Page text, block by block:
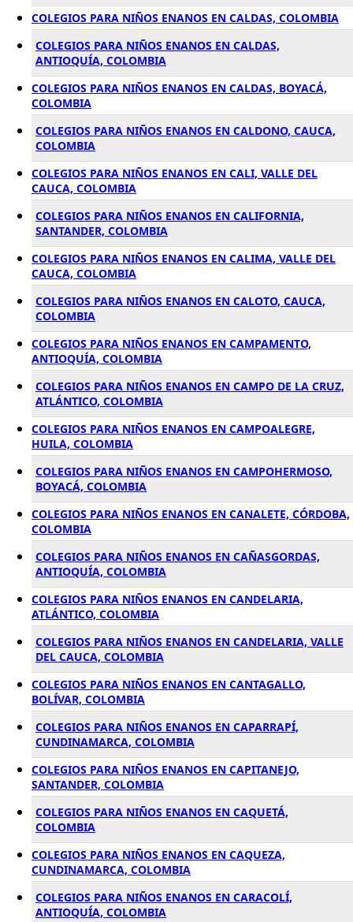
COLEGIOS PARA NIÑOS ENANOS EN CALDAS, COLOMBIA
COLEGIOS PARA NIÑOS ENANOS EN CALDAS,
ANTIOQUÍA, COLOMBIA
COLEGIOS PARA NIÑOS ENANOS EN CALDAS, BOYACÁ,
COLOMBIA
COLEGIOS PARA NIÑOS ENANOS EN CALDONO, CAUCA,
COLOMBIA
COLEGIOS PARA NIÑOS ENANOS EN CALI, VALLE DEL
CAUCA, COLOMBIA
COLEGIOS PARA NIÑOS ENANOS EN CALIFORNIA,
SANTANDER, COLOMBIA
COLEGIOS PARA NIÑOS ENANOS EN CALIMA, VALLE DEL
CAUCA, COLOMBIA
COLEGIOS PARA NIÑOS ENANOS EN CALOTO, CAUCA,
COLOMBIA
COLEGIOS PARA NIÑOS ENANOS EN CAMPAMENTO,
ANTIOQUÍA, COLOMBIA
COLEGIOS PARA NIÑOS ENANOS EN CAMPO DE LA CRUZ,
ATLÁNTICO, COLOMBIA
COLEGIOS PARA NIÑOS ENANOS EN CAMPOALEGRE,
HUILA, COLOMBIA
COLEGIOS PARA NIÑOS ENANOS EN CAMPOHERMOSO,
BOYACÁ, COLOMBIA
COLEGIOS PARA NIÑOS ENANOS EN CANALETE, CÓRDOBA,
COLOMBIA
COLEGIOS PARA NIÑOS ENANOS EN CAÑASGORDAS,
ANTIOQUÍA, COLOMBIA
COLEGIOS PARA NIÑOS ENANOS EN CANDELARIA,
ATLÁNTICO, COLOMBIA
COLEGIOS PARA NIÑOS ENANOS EN CANDELARIA, VALLE
DEL CAUCA, COLOMBIA
COLEGIOS PARA NIÑOS ENANOS EN CANTAGALLO,
BOLÍVAR, COLOMBIA
COLEGIOS PARA NIÑOS ENANOS EN CAPARRAPÍ,
CUNDINAMARCA, COLOMBIA
COLEGIOS PARA NIÑOS ENANOS EN CAPITANEJO,
SANTANDER, COLOMBIA
COLEGIOS PARA NIÑOS ENANOS EN CAQUETÁ,
COLOMBIA
COLEGIOS PARA NIÑOS ENANOS EN CAQUEZA,
CUNDINAMARCA, COLOMBIA
COLEGIOS PARA NIÑOS ENANOS EN CARACOLÍ,
ANTIOQUÍA, COLOMBIA